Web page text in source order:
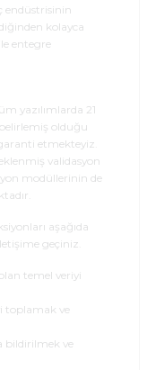
endüstrisinin
kolayca
entegre
yazılımlarda 21
olduğu
etmekteyiz.
validasyon
modüllerinin de
aşağıda
geçiniz.
temel veriyi
toplamak ve
bildirilmek ve